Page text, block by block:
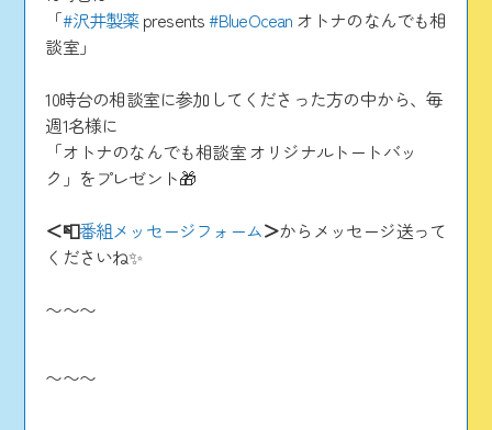
「#沢井製薬presents#BlueOcean オトナのなんでも相
談室」
10時台の相談室に参加してくださった方の中から、毎
週1名様に
「オトナのなんでも相談室 オリジナルトートバッ
ク」をプレゼント🎁
＜📮番組メッセージフォーム＞からメッセージ送って
くださいね✨
〜〜〜
〜〜〜